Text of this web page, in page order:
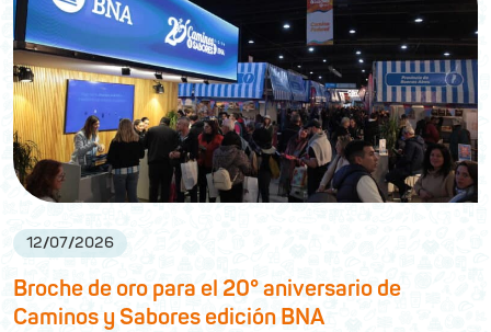
12/07/2026
Broche de oro para el 20° aniversario de
Caminos y Sabores edición BNA